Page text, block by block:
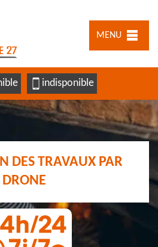
MENU
indisponible
DES TRAVAUX PAR
DRONE